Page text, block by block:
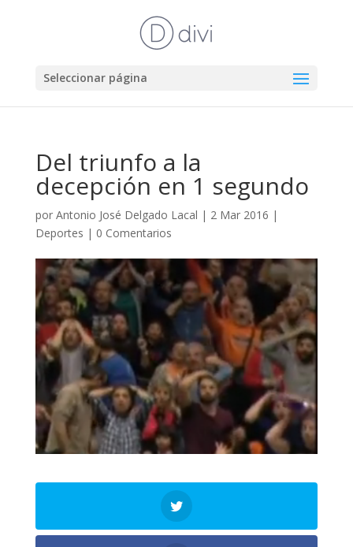
Seleccionar página
Del triunfo a la
decepción en 1 segundo
por Antonio José Delgado Lacal | 2 Mar 2016 |
Deportes | 0 Comentarios